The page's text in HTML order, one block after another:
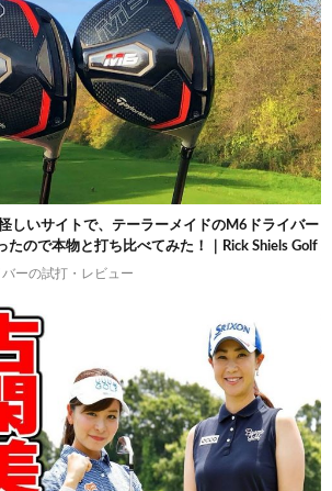
しいサイトで、テーラーメイドのM6ドライバー
たので本物と打ち比べてみた！｜Rick Shiels Golf
バーの試打・レビュー